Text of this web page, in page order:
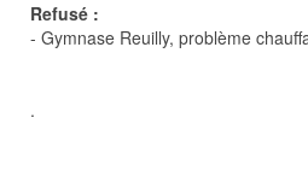
Refusé :
- Gymnase Reuilly, problème
.